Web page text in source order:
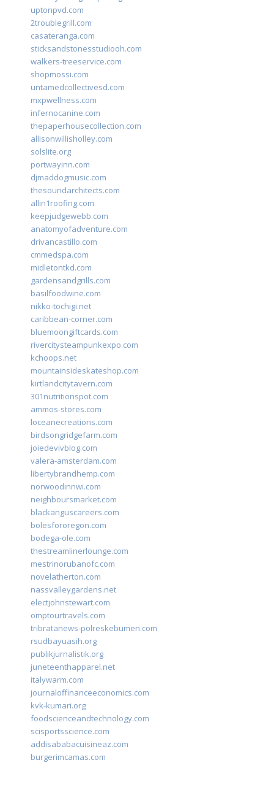
uptonpvd.com
2troublegrill.com
casateranga.com
sticksandstonesstudiooh.com
walkers-treeservice.com
shopmossi.com
untamedcollectivesd.com
mxpwellness.com
infernocanine.com
thepaperhousecollection.com
allisonwillisholley.com
solslite.org
portwayinn.com
djmaddogmusic.com
thesoundarchitects.com
allin1roofing.com
keepjudgewebb.com
anatomyofadventure.com
drivancastillo.com
cmmedspa.com
midletontkd.com
gardensandgrills.com
basilfoodwine.com
nikko-tochigi.net
caribbean-corner.com
bluemoongiftcards.com
rivercitysteampunkexpo.com
kchoops.net
mountainsideskateshop.com
kirtlandcitytavern.com
301nutritionspot.com
ammos-stores.com
loceanecreations.com
birdsongridgefarm.com
joiedevivblog.com
valera-amsterdam.com
libertybrandhemp.com
norwoodinnwi.com
neighboursmarket.com
blackanguscareers.com
bolesfororegon.com
bodega-ole.com
thestreamlinerlounge.com
mestrinorubanofc.com
novelatherton.com
nassvalleygardens.net
electjohnstewart.com
omptourtravels.com
tribratanews-polreskebumen.com
rsudbayuasih.org
publikjurnalistik.org
juneteenthapparel.net
italywarm.com
journaloffinanceeconomics.com
kvk-kumari.org
foodscienceandtechnology.com
scisportsscience.com
addisababacuisineaz.com
burgerimcamas.com